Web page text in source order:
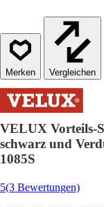
Vergleichen
VELUX Vorteils-
schwarz und
1085S
5(3 Bewertungen)